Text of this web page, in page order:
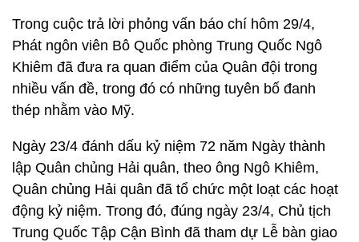
Trong cuộc trả lời phỏng vấn báo chí hôm 29/4,
Phát ngôn viên Bô Quốc phòng Trung Quốc Ngô
Khiêm đã đưa ra quan điểm của Quân đội trong
nhiều vấn đề, trong đó có những tuyên bố đanh
thép nhằm vào Mỹ.
Ngày 23/4 đánh dấu kỷ niệm 72 năm Ngày thành
lập Quân chủng Hải quân, theo ông Ngô Khiêm,
Quân chủng Hải quân đã tổ chức một loạt các hoạt
động kỷ niệm. Trong đó, đúng ngày 23/4, Chủ tịch
Trung Quốc Tập Cận Bình đã tham dự Lễ bàn giao